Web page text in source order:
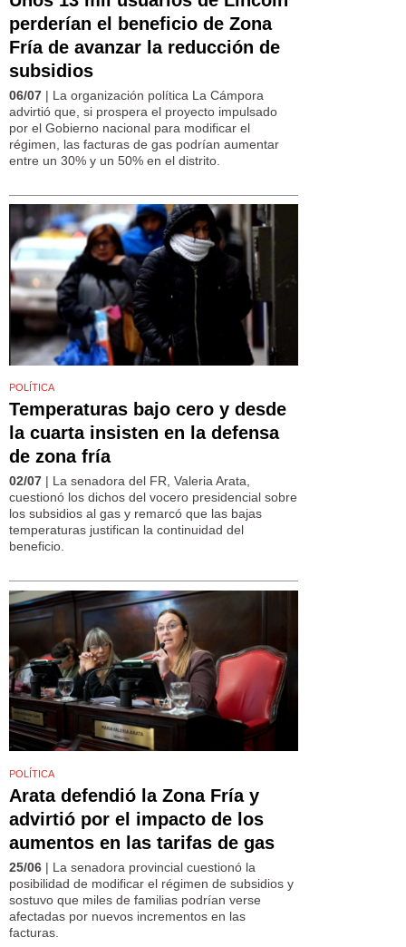
perderían el beneficio de Zona
Fría de avanzar la reducción de
subsidios
06/07 | La organización política La Cámpora
advirtió que, si prospera el proyecto impulsado
por el Gobierno nacional para modificar el
régimen, las facturas de gas podrían aumentar
entre un 30% y un 50% en el distrito.
POLÍTICA
Temperaturas bajo cero y desde
la cuarta insisten en la defensa
de zona fría
02/07 | La senadora del FR, Valeria Arata,
cuestionó los dichos del vocero presidencial sobre
los subsidios al gas y remarcó que las bajas
temperaturas justifican la continuidad del
beneficio.
POLÍTICA
Arata defendió la Zona Fría y
advirtió por el impacto de los
aumentos en las tarifas de gas
25/06 | La senadora provincial cuestionó la
posibilidad de modificar el régimen de subsidios y
sostuvo que miles de familias podrían verse
afectadas por nuevos incrementos en las
facturas.